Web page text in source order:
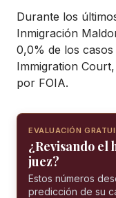
Durante los
Inmigración
0,0% de los
Immigration
por FOIA.
EVALUACIÓN
¿Revisando el
juez?
Estos números
predicción de su